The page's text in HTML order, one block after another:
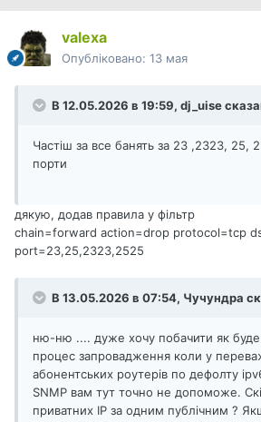
valexa
Опубліковано: 13 мая
В 12.05.2026 в 19:59, dj_uise
Частіш за все банять за 23 ,2323, 25,
порти
дякую, додав правила у фільтр
chain=forward action=drop protocol=tcp
port=23,25,2323,2525
В 13.05.2026 в 07:54, Чучундра
ню-ню .... дуже хочу побачити як буде
процес запровадження коли у
абонентських роутерів по дефолту
SNMP вам тут точно не допоможе.
приватних IP за одним публічним ?